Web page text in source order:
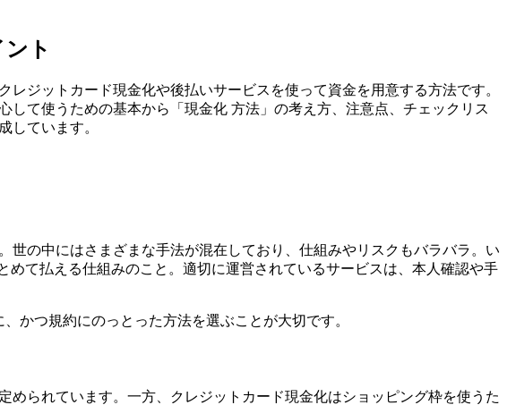
ト
ジットカード現金化や後払いサービスを使って資金を用意する方法です。
て使うための基本から「現金化 方法」の考え方、注意点、チェックリス
しています。
の中にはさまざまな手法が混在しており、仕組みやリスクもバラバラ。い
て払える仕組みのこと。適切に運営されているサービスは、本人確認や手
かつ規約にのっとった方法を選ぶことが大切です。
られています。一方、クレジットカード現金化はショッピング枠を使うた